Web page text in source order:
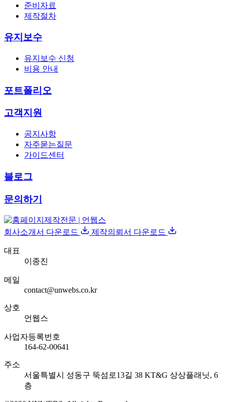
준비자료
제작절차
유지보수
유지보수 신청
비용 안내
포트폴리오
고객지원
공지사항
자주묻는질문
가이드센터
블로그
문의하기
회사소개서 다운로드 제작의뢰서 다운로드
대표
이종진
메일
contact@unwebs.co.kr
상호
언웹스
사업자등록번호
164-62-00641
주소
서울특별시 성동구 뚝섬로13길 38 KT&G 상상플래닛, 6
층